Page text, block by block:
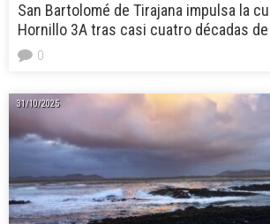
San Bartolomé de Tirajana impulsa la
Hornillo 3A tras casi cuatro décadas
0
31/10/2025